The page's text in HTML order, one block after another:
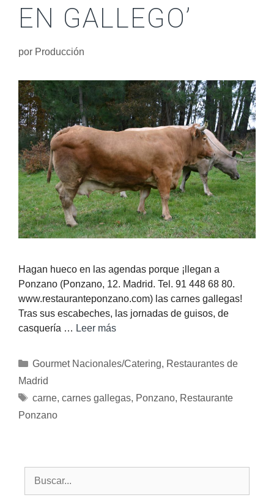
EN GALLEGO’
por Producción
Hagan hueco en las agendas porque ¡llegan a
Ponzano (Ponzano, 12. Madrid. Tel. 91 448 68 80.
www.restauranteponzano.com) las carnes gallegas!
Tras sus escabeches, las jornadas de guisos, de
casquería … Leer más
Gourmet Nacionales/Catering, Restaurantes de
Madrid
carne, carnes gallegas, Ponzano, Restaurante
Ponzano